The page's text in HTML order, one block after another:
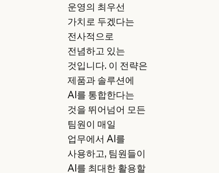
운영의 최우선
가치로 두겠다는
전사적으로
전념하고 있는
것입니다. 이 전략은
제품과 솔루션에
AI를 통합한다는
것을 뛰어넘어 모든
팀원이 매일
업무에서 AI를
사용하고, 팀원들이
AI를 최대한 활용할